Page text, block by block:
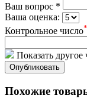
Ваш вопрос *
Ваша оценка:
Контрольное число*
Показать другое
Опубликовать
Похожие